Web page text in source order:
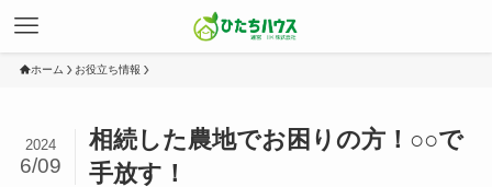
ホーム お役立ち情報
相続した農地でお困りの方！○○で
手放す！
2024
6/09